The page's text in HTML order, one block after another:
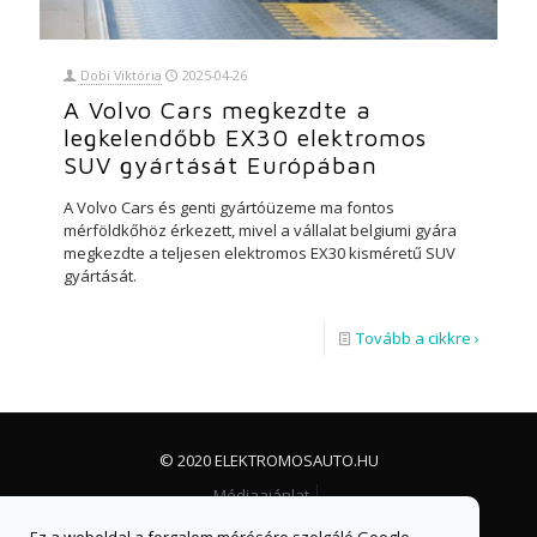
Dobi Viktória 2025-04-26
A Volvo Cars megkezdte a
legkelendőbb EX30 elektromos
SUV gyártását Európában
A Volvo Cars és genti gyártóüzeme ma fontos
mérföldkőhöz érkezett, mivel a vállalat belgiumi gyára
megkezdte a teljesen elektromos EX30 kisméretű SUV
gyártását.
Tovább a cikkre ›
© 2020 ELEKTROMOSAUTO.HU
Médiaajánlat